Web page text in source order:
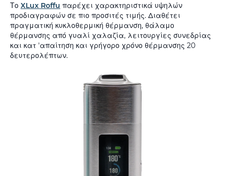
Το XLux Roffu παρέχει χαρακτηριστικά υψηλών
προδιαγραφών σε πιο προσιτές τιμής. Διαθέτει
πραγματική κυκλοθερμική θέρμανση, θάλαμο
θέρμανσης από γυαλί χαλαζία, λειτουργίες συνεδρίας
και κατ 'απαίτηση και γρήγορο χρόνο θέρμανσης 20
δευτερολέπτων.